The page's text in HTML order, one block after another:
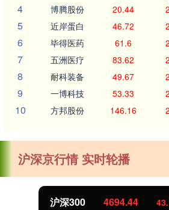
4 博腾股份 20.44
5 近岸蛋白 46.72
6 毕得医药 61.6
7 五洲医疗 83.62
8 耐科装备 49.67
9 一博科技 53.33
10 方邦股份 146.16
沪深京行情 实时轮播
沪深300 4694.44